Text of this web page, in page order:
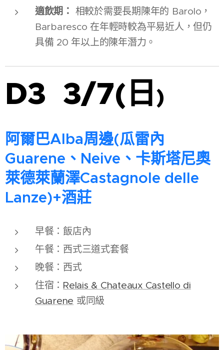
適飲期： 相較於需要長期陳年的 Barolo，
Barbaresco 在年輕時較為平易近人，但仍
具備 20 年以上的陳年潛力。
D3 3/7(日 )
阿爾巴Alba周邊(瓜雷內
Guarene、Neive、卡斯塔尼奧
萊德萊蘭澤Castagnole delle
Lanze)+酒莊
早餐：飯店內
午餐：西式三道式套餐
晚餐：西式
住宿： Relais & Chateaux Castello di
Guarene 或同級